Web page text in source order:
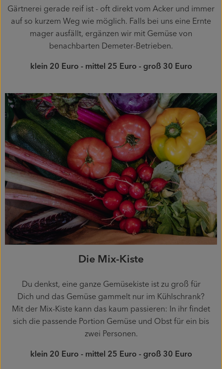
Gärtnerei gerade reif ist - oft direkt vom Acker und immer
auf so kurzem Weg wie möglich. Falls bei uns eine Ernte
mager ausfällt, ergänzen wir mit Gemüse von
benachbarten Demeter-Betrieben.
klein 20 Euro - mittel 25 Euro - groß 30 Euro
Die Mix-Kiste
Du denkst, eine ganze Gemüsekiste ist zu groß für
Dich und das Gemüse gammelt nur im Kühlschrank?
Mit der Mix-Kiste kann das kaum passieren: In ihr findet
sich die passende Portion Gemüse und Obst für ein bis
zwei Personen.
klein 20 Euro - mittel 25 Euro - groß 30 Euro